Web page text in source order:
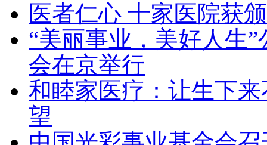
医者仁心 十家医院获
“美丽事业，美好人生
会在京举行
和睦家医疗：让生下
望